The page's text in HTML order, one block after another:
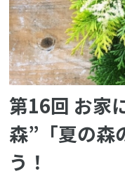
第16回 お家
森”「夏の森
う！